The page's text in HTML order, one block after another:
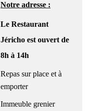
Notre adresse :
Le Restaurant
Jéricho est ouvert de
8h à 14h
Repas sur place et à
emporter
Immeuble grenier